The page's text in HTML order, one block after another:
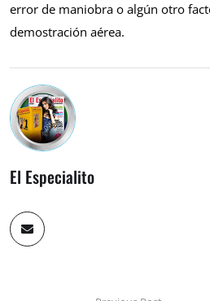
error de maniobra o algún otro
demostración aérea.
El Especialito